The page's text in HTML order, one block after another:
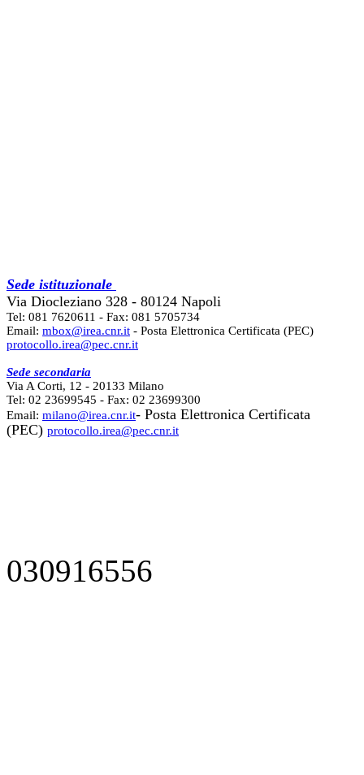
Sede istituzionale
Via Diocleziano 328 - 80124 Napoli
Tel: 081 7620611 - Fax: 081 5705734
Email: mbox@irea.cnr.it - Posta Elettronica Certificata (PEC)
protocollo.irea@pec.cnr.it
Sede secondaria
Via A Corti, 12 - 20133 Milano
Tel: 02 23699545 - Fax: 02 23699300
Email: milano@irea.cnr.it- Posta Elettronica Certificata
(PEC) protocollo.irea@pec.cnr.it
030916556